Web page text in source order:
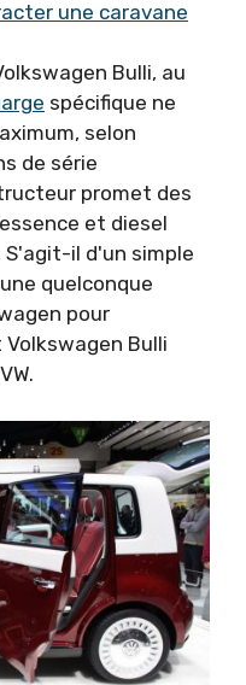
une caravane
Bulli, au
spécifique ne
selon
de série
promet des
et diesel
S'agit-il d'un simple
quelconque
pour
Bulli